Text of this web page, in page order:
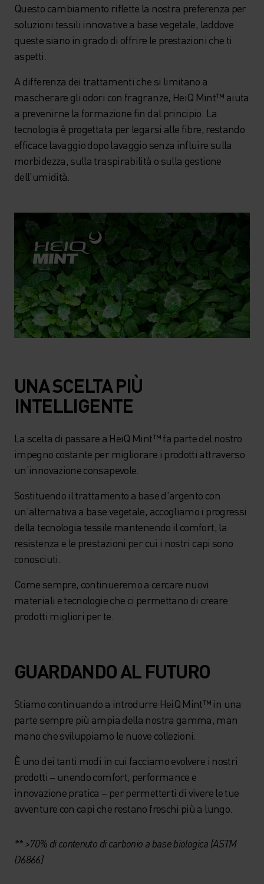
Questo cambiamento riflette la nostra preferenza per
soluzioni tessili innovative a base vegetale, laddove
queste siano in grado di offrire le prestazioni che ti
aspetti.
A differenza dei trattamenti che si limitano a
mascherare gli odori con fragranze, HeiQ Mint™ aiuta
a prevenirne la formazione fin dal principio. La
tecnologia è progettata per legarsi alle fibre, restando
efficace lavaggio dopo lavaggio senza influire sulla
morbidezza, sulla traspirabilità o sulla gestione
dell'umidità.
UNA SCELTA PIÙ
INTELLIGENTE
La scelta di passare a HeiQ Mint™ fa parte del nostro
impegno costante per migliorare i prodotti attraverso
un'innovazione consapevole.
Sostituendo il trattamento a base d'argento con
un'alternativa a base vegetale, accogliamo i progressi
della tecnologia tessile mantenendo il comfort, la
resistenza e le prestazioni per cui i nostri capi sono
conosciuti.
Come sempre, continueremo a cercare nuovi
materiali e tecnologie che ci permettano di creare
prodotti migliori per te.
GUARDANDO AL FUTURO
Stiamo continuando a introdurre HeiQ Mint™ in una
parte sempre più ampia della nostra gamma, man
mano che sviluppiamo le nuove collezioni.
È uno dei tanti modi in cui facciamo evolvere i nostri
prodotti – unendo comfort, performance e
innovazione pratica – per permetterti di vivere le tue
avventure con capi che restano freschi più a lungo.
** >70% di contenuto di carbonio a base biologica (ASTM
D6866)